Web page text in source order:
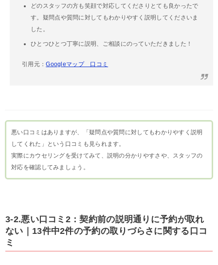
どのスタッフの方も笑顔で対応してくださりとても良かったで
す。疑問点や質問に対してもわかりやすく説明してくださいま
した。
ひとつひとつ丁寧に説明、ご相談にのっていただきました！
引用元：Googleマップ 口コミ
悪い口コミはありますが、「疑問点や質問に対してもわかりやすく説明
してくれた」という口コミも見られます。
実際にカウセリングを受けてみて、説明の分かりやすさや、スタッフの
対応を確認してみましょう。
3-2.悪い口コミ2：契約前の説明通りに予約が取れ
ない｜13件中2件の予約の取りづらさに関する口コ
ミ